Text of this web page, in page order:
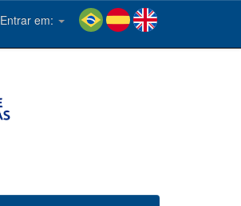
Entrar em: